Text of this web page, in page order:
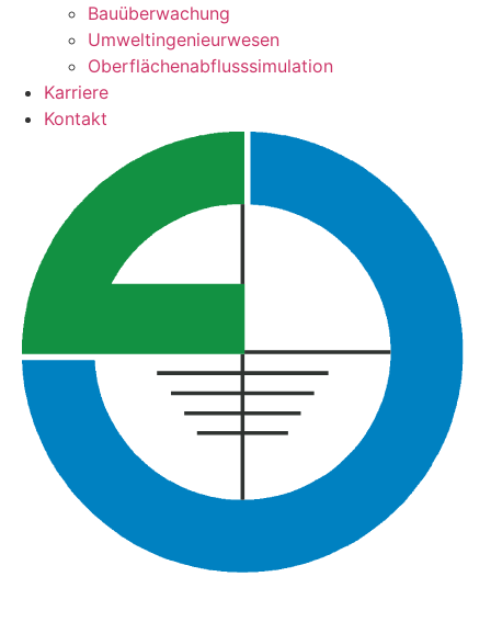
Bauüberwachung
Umweltingenieurwesen
Oberflächenabflusssimulation
Karriere
Kontakt